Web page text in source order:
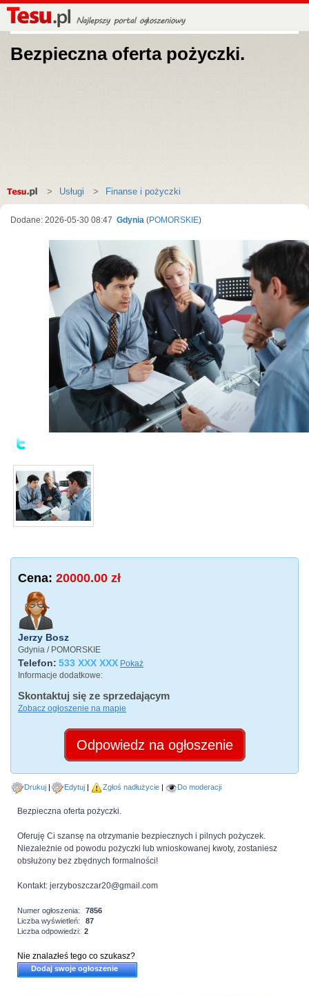
Bezpieczna oferta pożyczki.
Strona
główna
Usługi Finanse i pożyczki
Dodane: 2026-05-30 08:47 Gdynia (POMORSKIE)
Cena: 20000.00 zł
Jerzy Bosz
Gdynia / POMORSKIE
Telefon: 533 XXX XXX Pokaż
Informacje dodatkowe:
Skontaktuj się ze sprzedającym
Zobacz ogłoszenie na mapie
Odpowiedz na ogłoszenie
Drukuj Edytuj Zgłoś nadłużycie Do moderacji
Bezpieczna oferta pożyczki.
Oferuję Ci szansę na otrzymanie bezpiecznych i pilnych pożyczek.
Niezależnie od powodu pożyczki lub wnioskowanej kwoty, zostaniesz
obsłużony bez zbędnych formalności!
Kontakt: jerzyboszczar20@gmail.com
Numer ogłoszenia:
7856
Liczba wyświetleń:
87
Liczba odpowiedzi: 2
Nie znalazłeś tego co szukasz?
Dodaj swoje ogłoszenie